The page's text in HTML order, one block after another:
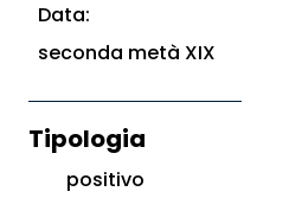
Data:
seconda metà XIX
Tipologia
positivo